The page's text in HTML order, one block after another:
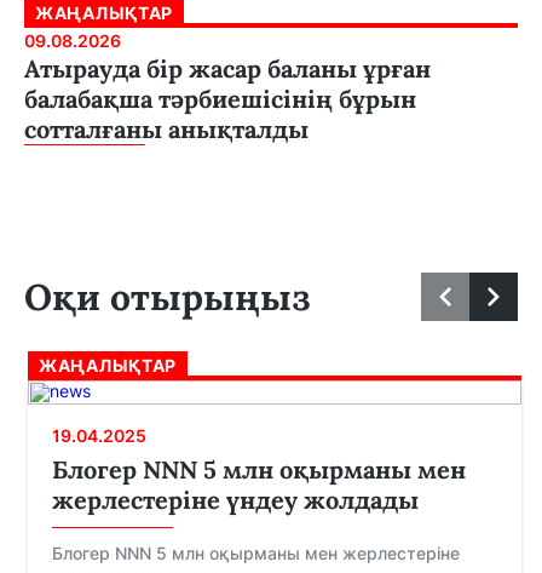
ЖАҢАЛЫҚТАР
09.08.2026
Атырауда бір жасар баланы ұрған
балабақша тәрбиешісінің бұрын
сотталғаны анықталды
Оқи отырыңыз
ЖАҢАЛЫҚТАР
19.04.2025
Блогер NNN 5 млн оқырманы мен
жерлестеріне үндеу жолдады
Блогер NNN 5 млн оқырманы мен жерлестеріне